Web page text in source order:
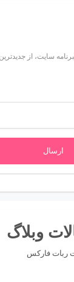
سایت، از
ارسال
وبلاگ
ربات فارکس